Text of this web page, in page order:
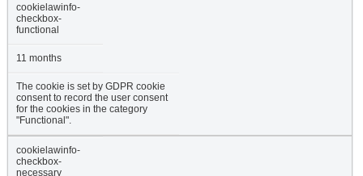
cookielawinfo-
checkbox-
functional
11 months
The cookie is set by GDPR cookie
consent to record the user consent
for the cookies in the category
"Functional".
cookielawinfo-
checkbox-
necessary